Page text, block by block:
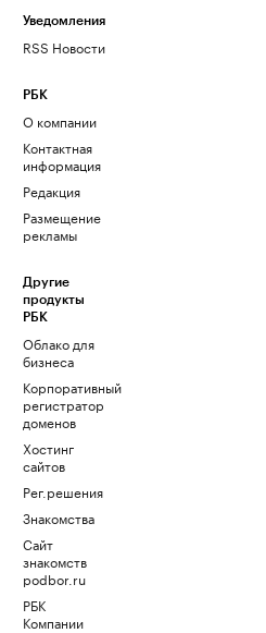
Уведомления
RSS Новости
РБК
О компании
Контактная
информация
Редакция
Размещение
рекламы
Другие
продукты
РБК
Облако для
бизнеса
Корпоративный
регистратор
доменов
Хостинг
сайтов
Рег.решения
Знакомства
Сайт
знакомств
podbor.ru
РБК
Компании